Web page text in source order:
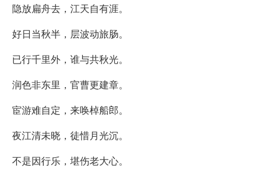
隐放扁舟去，江天自有涯。
好日当秋半，层波动旅肠。
已行千里外，谁与共秋光。
润色非东里，官曹更建章。
宦游难自定，来唤棹船郎。
夜江清未晓，徒惜月光沉。
不是因行乐，堪伤老大心。